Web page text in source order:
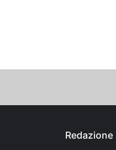
Redazione